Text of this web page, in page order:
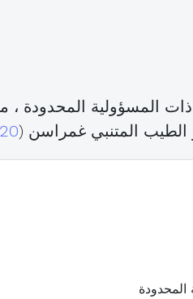
المحدودة ،
الطيب المتنبي غمراسن (